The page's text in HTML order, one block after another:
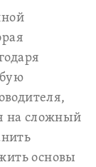
на сложный
основы